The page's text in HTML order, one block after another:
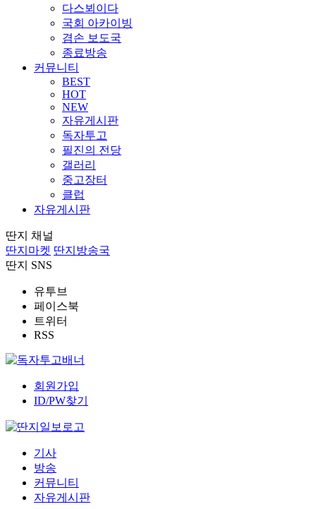
다스뵈이다
국회 아카이빙
겸손 보도국
종료방송
커뮤니티
BEST
HOT
NEW
자유게시판
독자투고
필진의 전당
갤러리
중고장터
클럽
자유게시판
딴지 채널
딴지마켓 딴지방송국
딴지 SNS
유투브
페이스북
트위터
RSS
회원가입
ID/PW찾기
기사
방송
커뮤니티
자유게시판